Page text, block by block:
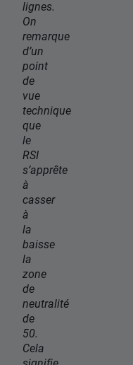
lignes.
On
remarque
d’un
point
de
vue
technique
que
le
RSI
s’apprête
à
casser
à
la
baisse
la
zone
de
neutralité
de
50.
Cela